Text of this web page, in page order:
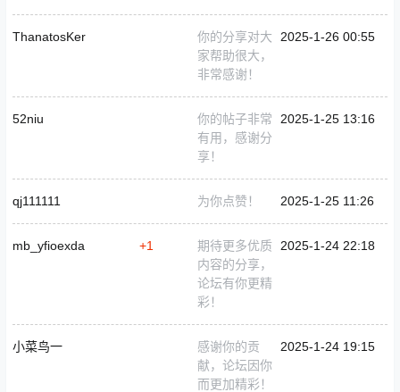
ThanatosKer
你的分享对大
家帮助很大，
非常感谢！
2025-1-26 00:55
52niu
你的帖子非常
有用，感谢分
享！
2025-1-25 13:16
qj111111 为你点赞！ 2025-1-25 11:26
mb_yfioexda +1
期待更多优质
内容的分享，
论坛有你更精
彩！
2025-1-24 22:18
小菜鸟一
感谢你的贡
献，论坛因你
而更加精彩！
2025-1-24 19:15